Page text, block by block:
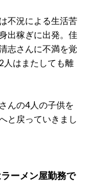
不況による生活苦
出稼ぎに出発。佳
志さんに不満を覚
人はまたしても離
んの4人の子供を
と戻っていきまし
ーメン屋勤務で